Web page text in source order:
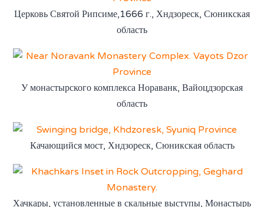
Церковь Святой Рипсиме,1666 г., Хндзореск, Сюникская
область
У монастырского комплекса Нораванк, Вайоцдзорская
область
Качающийся мост, Хндзореск, Сюникская область
Хачкары, установленные в скальные выступы, Монастырь